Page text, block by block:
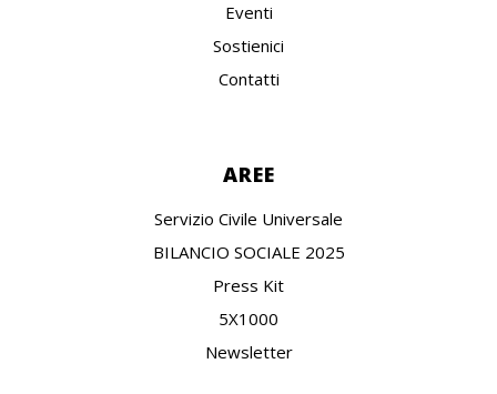
Eventi
Sostienici
Contatti
AREE
Servizio Civile Universale
BILANCIO SOCIALE 2025
Press Kit
5X1000
Newsletter